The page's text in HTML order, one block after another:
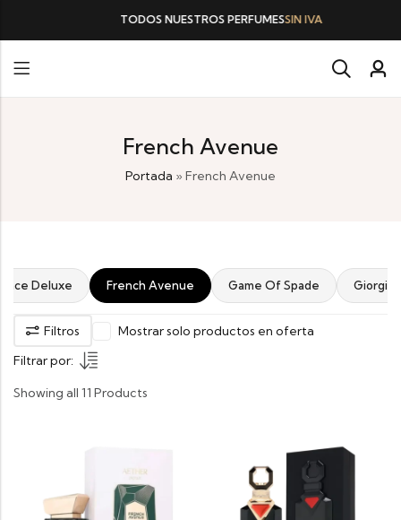
TODOS NUESTROS PERFUMESSIN IVA
French Avenue
Portada » French Avenue
Deluxe French Avenue Game Of Spade Giorgio
Filtros
Mostrar solo productos en oferta
Filtrar por:
Showing all 11 Products